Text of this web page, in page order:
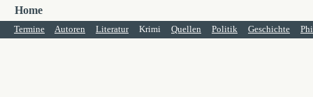
Home
Termine Autoren Literatur Krimi Quellen Politik Geschichte